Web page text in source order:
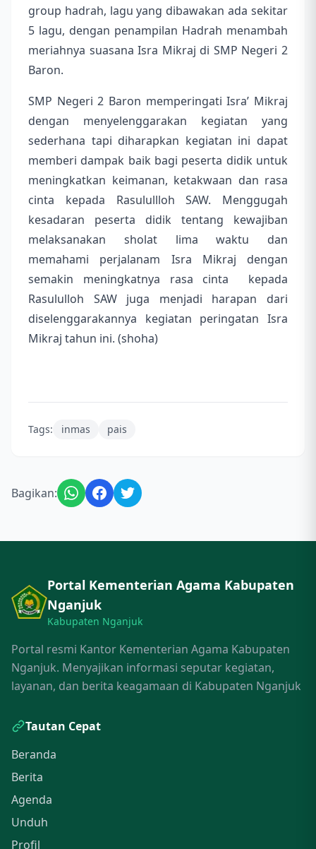
group hadrah, lagu yang dibawakan ada sekitar
5 lagu, dengan penampilan Hadrah menambah
meriahnya suasana Isra Mikraj di SMP Negeri 2
Baron.
SMP Negeri 2 Baron memperingati Isra’ Mikraj
dengan menyelenggarakan kegiatan yang
sederhana tapi diharapkan kegiatan ini dapat
memberi dampak baik bagi peserta didik untuk
meningkatkan keimanan, ketakwaan dan rasa
cinta kepada Rasulullloh SAW. Menggugah
kesadaran peserta didik tentang kewajiban
melaksanakan sholat lima waktu dan
memahami perjalanam Isra Mikraj dengan
semakin meningkatnya rasa cinta kepada
Rasululloh SAW juga menjadi harapan dari
diselenggarakannya kegiatan peringatan Isra
Mikraj tahun ini. (shoha)
Tags: inmas pais
Bagikan:
Portal Kementerian Agama Kabupaten
Nganjuk
Kabupaten Nganjuk
Portal resmi Kantor Kementerian Agama Kabupaten
Nganjuk. Menyajikan informasi seputar kegiatan,
layanan, dan berita keagamaan di Kabupaten Nganjuk
Tautan Cepat
Beranda
Berita
Agenda
Unduh
Profil